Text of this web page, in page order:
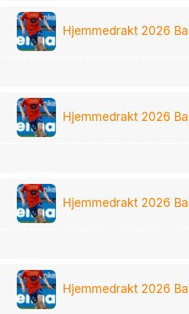
Hjemmedrakt 2026
Hjemmedrakt 2026
Hjemmedrakt 2026
Hjemmedrakt 2026